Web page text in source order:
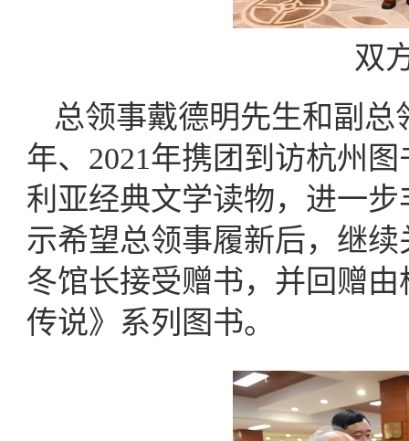
双
总领事戴德明先生和副总
年、2021年携团到访杭州
利亚经典文学读物，进一
示希望总领事履新后，继
冬馆长接受赠书，并回赠
传说》系列图书。